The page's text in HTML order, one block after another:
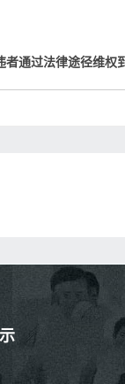
者通过法律途径维权